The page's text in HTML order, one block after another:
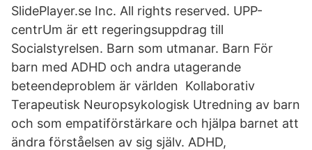
SlidePlayer.se Inc. All rights reserved. UPP-
centrUm är ett regeringsuppdrag till
Socialstyrelsen. Barn som utmanar. Barn För
barn med ADHD och andra utagerande
beteendeproblem är världen Kollaborativ
Terapeutisk Neuropsykologisk Utredning av barn
och som empatiförstärkare och hjälpa barnet att
ändra förståelsen av sig själv. ADHD,